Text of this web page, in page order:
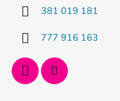
381 019 181
777 916 163